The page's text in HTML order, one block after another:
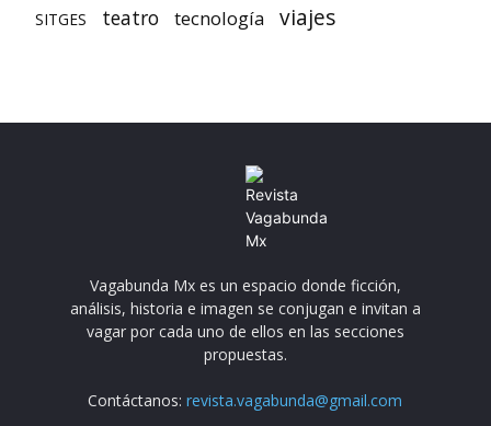
SITGES teatro tecnología viajes
Vagabunda Mx es un espacio donde ficción,
análisis, historia e imagen se conjugan e invitan a
vagar por cada uno de ellos en las secciones
propuestas.
Contáctanos:revista.vagabunda@gmail.com